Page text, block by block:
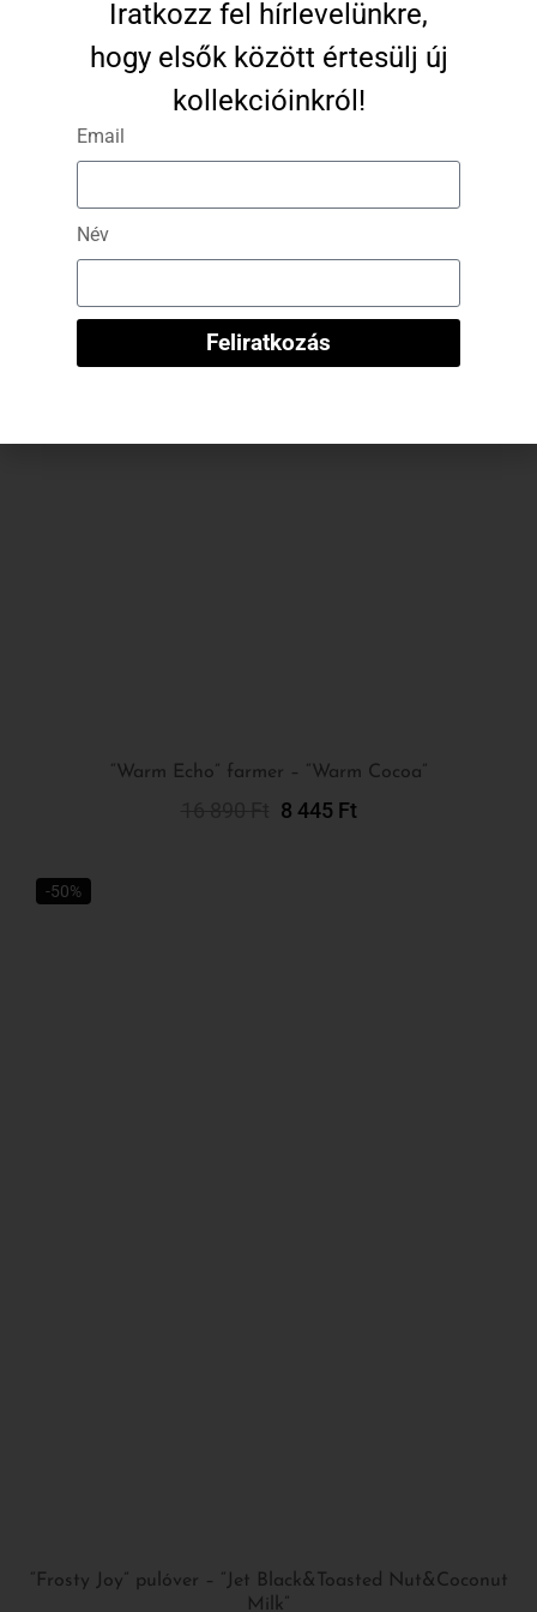
Kosárba Teszem
“Warm Echo” farmer – “Warm Cocoa”
8 445 Ft
-50%
“Frosty Joy” pulóver – “Jet Black&Toasted Nut&Coconut
Milk”
Iratkozz fel hírlevelünkre,
hogy elsők között értesülj új
kollekcióinkról!
Email
Név
Feliratkozás